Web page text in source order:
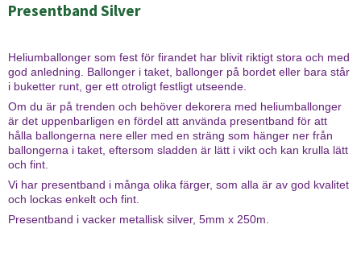
Presentband Silver
Heliumballonger som fest för firandet har blivit riktigt stora och med
god anledning. Ballonger i taket, ballonger på bordet eller bara står
i buketter runt, ger ett otroligt festligt utseende.
Om du är på trenden och behöver dekorera med heliumballonger
är det uppenbarligen en fördel att använda presentband för att
hålla ballongerna nere eller med en sträng som hänger ner från
ballongerna i taket, eftersom sladden är lätt i vikt och kan krulla lätt
och fint.
Vi har presentband i många olika färger, som alla är av god kvalitet
och lockas enkelt och fint.
Presentband i vacker metallisk silver, 5mm x 250m.